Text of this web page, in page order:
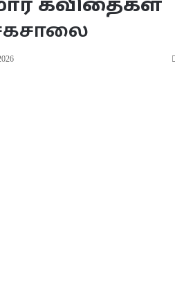
கவிதைகள்